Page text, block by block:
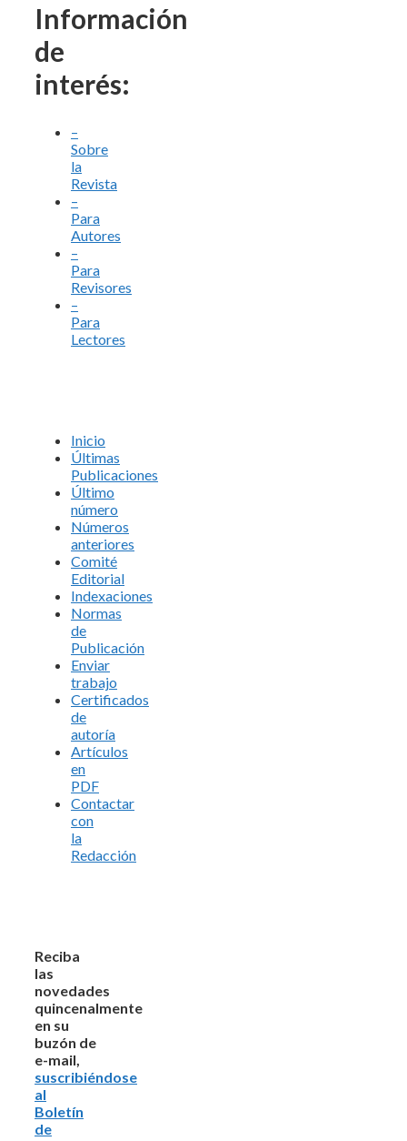
Información
de
interés:
–
Sobre
la
Revista
–
Para
Autores
–
Para
Revisores
–
Para
Lectores
Inicio
Últimas
Publicaciones
Último
número
Números
anteriores
Comité
Editorial
Indexaciones
Normas
de
Publicación
Enviar
trabajo
Certificados
de
autoría
Artículos
en
PDF
Contactar
con
la
Redacción
Reciba
las
novedades
quincenalmente
en su
buzón de
e-mail,
suscribiéndose
al
Boletín
de